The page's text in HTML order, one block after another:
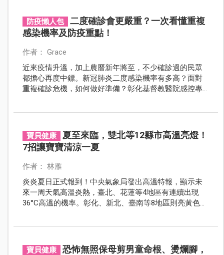
他再見招拆招，針對時間點做出相對且適當的回應，你
會發現與孩子相處也可以變簡單！
防疫懶人包
二度確診會更嚴重？一次看懂重複
感染機率及防疫重點！
作者： Grace
近來疫情升溫，加上農曆新年將至，不少確診過的民眾
都擔心再度中鏢。新冠肺炎二度感染機率有多高？面對
重複確診危機，如何做好準備？彰化基督教醫院感控專
寶貝健康
夏至來臨，雙北等12縣市高溫亮燈！
7招讓寶寶清涼一夏
作者： 林雁
炎炎夏日正式報到！中央氣象局發出高溫特報，顯示未
來一周天氣高溫炎熱，臺北、花蓮等4地區有連續出現
36°C高溫的機率。彰化、新北、臺南等8地區則亮黃色等
寶貝健康
恐怖無照保母剪男童命根、燙爛腳，